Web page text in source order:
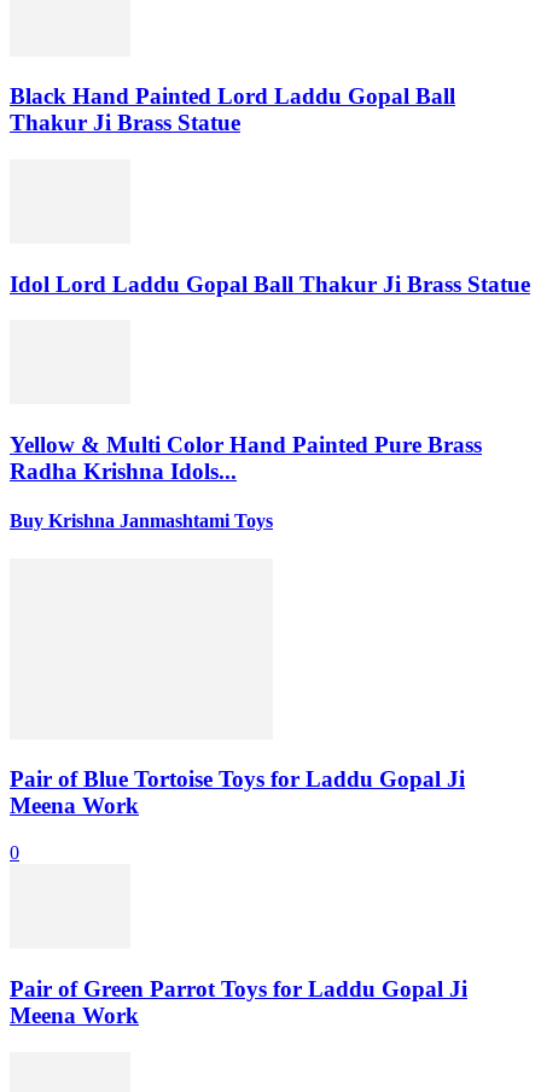
Black Hand Painted Lord Laddu Gopal Ball
Thakur Ji Brass Statue
Idol Lord Laddu Gopal Ball Thakur Ji Brass Statue
Yellow & Multi Color Hand Painted Pure Brass
Radha Krishna Idols...
Buy Krishna Janmashtami Toys
Pair of Blue Tortoise Toys for Laddu Gopal Ji
Meena Work
0
Pair of Green Parrot Toys for Laddu Gopal Ji
Meena Work